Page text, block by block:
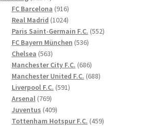
produkter
FC Barcelona 916916
produkter
Real Madrid 10241024
produkter
Paris Saint-Germain F.C. 552552
FC Bayern München 536536
Chelsea 563563
produkter
Manchester City F.C. 686686
produkter
Manchester United F.C. 688688
Liverpool F.C. 591591
Arsenal 769769
produkter
Juventus 409409
produkter
Tottenham Hotspur F.C. 459459